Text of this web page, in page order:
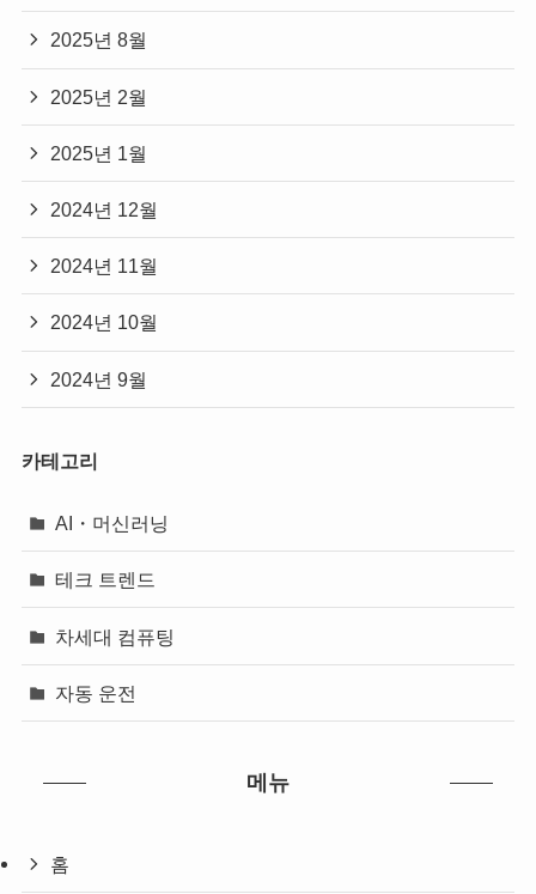
2025년 8월
2025년 2월
2025년 1월
2024년 12월
2024년 11월
2024년 10월
2024년 9월
카테고리
AI・머신러닝
테크 트렌드
차세대 컴퓨팅
자동 운전
메뉴
홈